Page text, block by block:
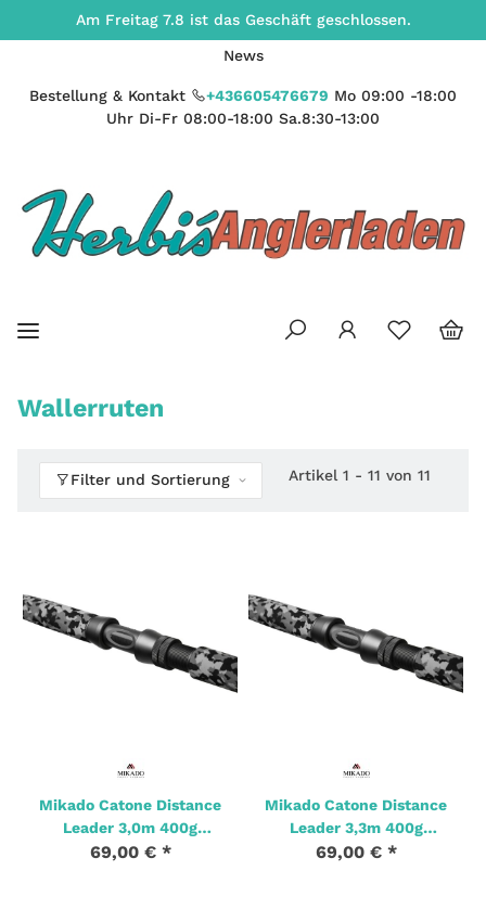
Am Freitag 7.8 ist das Geschäft geschlossen.
News
Bestellung & Kontakt +436605476679 Mo 09:00 -18:00
Uhr Di-Fr 08:00-18:00 Sa.8:30-13:00
Wallerruten
Filter und Sortierung Artikel 1 - 11 von 11
Mikado Catone Distance
Leader 3,0m 400g
Wallerrute
69,00 € *
Mikado Catone Distance
Leader 3,3m 400g
Wallerrute
69,00 € *